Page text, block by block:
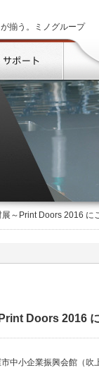
揃う。ミノグループ
報 サポート
～Print Doors 2016 に
Doors 2016
中小企業振興会館（